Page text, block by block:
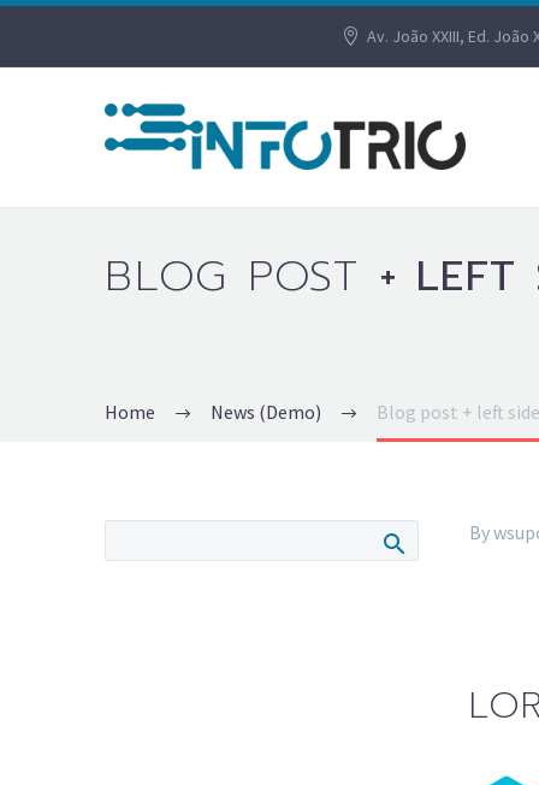
Av. João XXIII, Ed. João
BLOG POST + LEFT
Home News (Demo) Blog post + left
By